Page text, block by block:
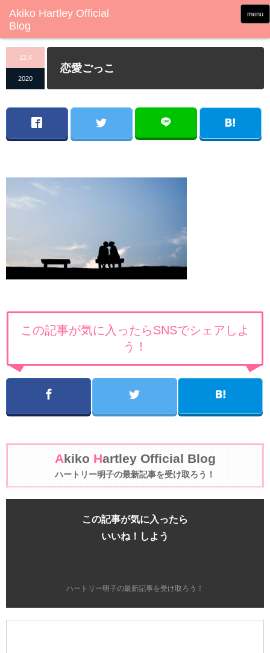
menu
12.4
2020
恋愛ごっこ
この記事が気に入ったらSNSでシェアしよ
う！
Akiko Hartley Official Blog
ハートリー明子の最新記事を受け取ろう！
この記事が気に入ったら
いいね！しよう
ハートリー明子の最新記事を受け取ろう！